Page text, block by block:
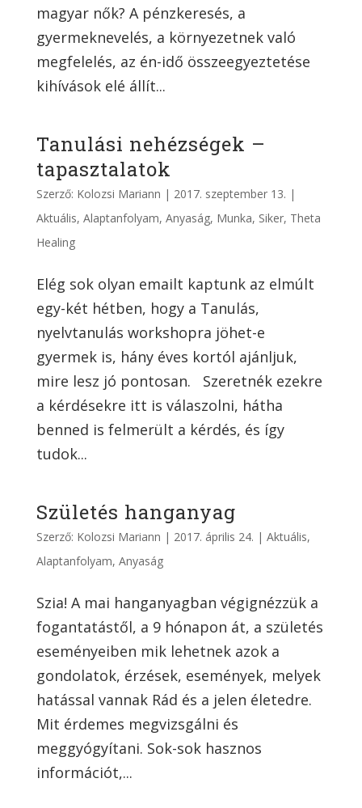
magyar nők? A pénzkeresés, a
gyermeknevelés, a környezetnek való
megfelelés, az én-idő összeegyeztetése
kihívások elé állít...
Tanulási nehézségek –
tapasztalatok
Szerző: Kolozsi Mariann | 2017. szeptember 13. |
Aktuális, Alaptanfolyam, Anyaság, Munka, Siker, Theta
Healing
Elég sok olyan emailt kaptunk az elmúlt
egy-két hétben, hogy a Tanulás,
nyelvtanulás workshopra jöhet-e
gyermek is, hány éves kortól ajánljuk,
mire lesz jó pontosan. Szeretnék ezekre
a kérdésekre itt is válaszolni, hátha
benned is felmerült a kérdés, és így
tudok...
Születés hanganyag
Szerző: Kolozsi Mariann | 2017. április 24. | Aktuális,
Alaptanfolyam, Anyaság
Szia! A mai hanganyagban végignézzük a
fogantatástől, a 9 hónapon át, a születés
eseményeiben mik lehetnek azok a
gondolatok, érzések, események, melyek
hatással vannak Rád és a jelen életedre.
Mit érdemes megvizsgálni és
meggyógyítani. Sok-sok hasznos
információt,...